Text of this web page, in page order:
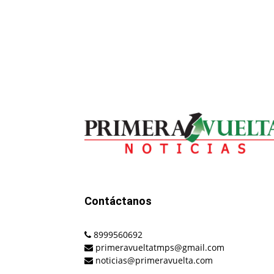
Contáctanos
8999560692
primeravueltatmps@gmail.com
noticias@primeravuelta.com